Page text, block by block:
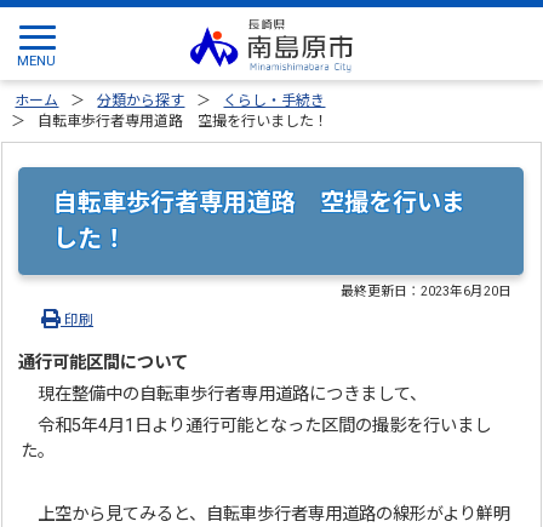
ホーム 分類から探す
くらし・手続き
自転車歩行者専用道路 空撮を行いました！
自転車歩行者専用道路 空撮を行いま
した！
最終更新日：2023年6月20日
印刷
通行可能区間について
現在整備中の自転車歩行者専用道路につきまして、
令和5年4月1日より通行可能となった区間の撮影を行いまし
た。
上空から見てみると、自転車歩行者専用道路の線形がより鮮明